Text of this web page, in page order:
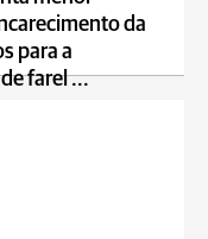
da
para a
farel ...